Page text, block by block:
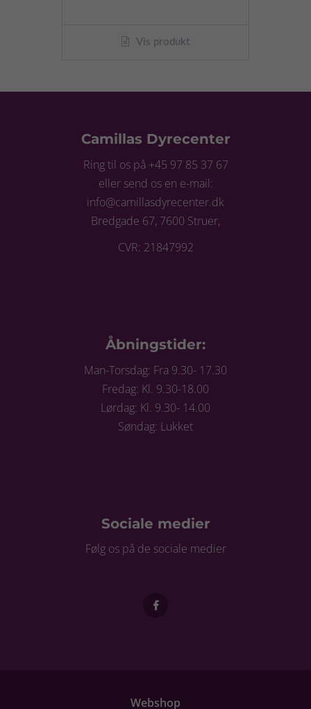
Vis produkt
Camillas Dyrecenter
Ring til os på +45 97 85 37 67
eller send os en e-mail:
info@camillasdyrecenter.dk
Bredgade 67, 7600 Struer,
CVR: 21847992
Åbningstider:
Man-Torsdag: Fra 9.30- 17.30
Fredag: Kl. 9.30-18.00
Lørdag: Kl. 9.30- 14.00
Søndag: Lukket
Sociale medier
Følg os på de sociale medier
Webshop